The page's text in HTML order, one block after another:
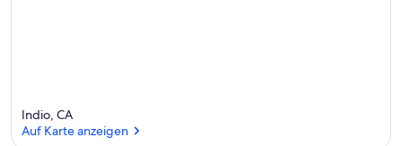
Indio, CA
Auf Karte anzeigen